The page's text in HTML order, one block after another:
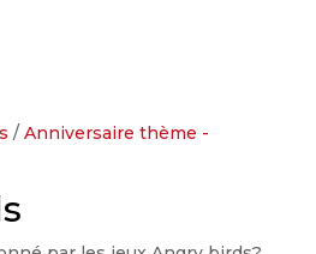
/Anniversaire thème -